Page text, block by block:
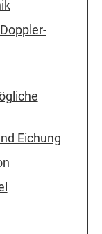
Eichung